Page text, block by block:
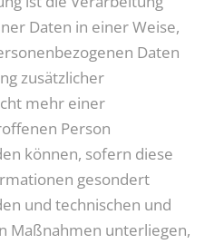
Daten in einer Weise,
Daten
zusätzlicher
mehr einer
Person
können, sofern diese
gesondert
und technischen und
Maßnahmen unterliegen,